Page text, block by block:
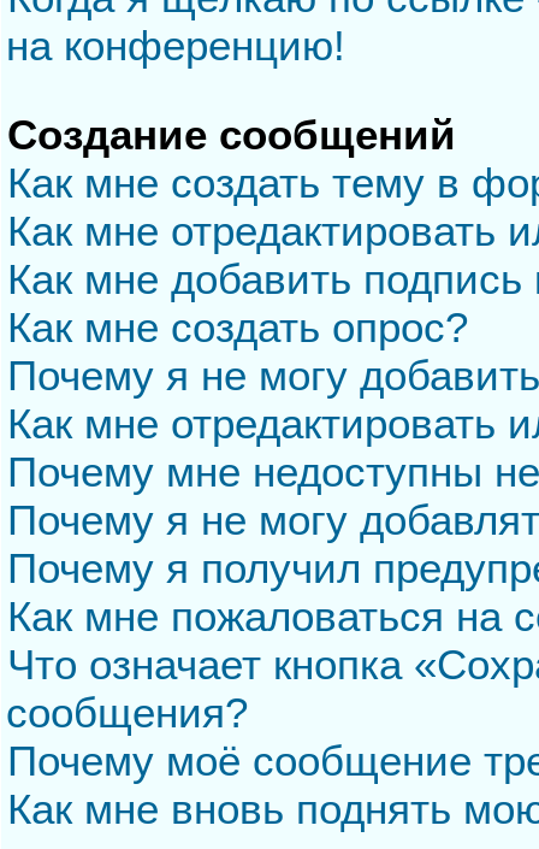
на конференцию!
Создание сообщений
Как мне создать тему в
Как мне отредактировать
Как мне добавить
Как мне создать опрос?
Почему я не могу
Как мне отредактировать
Почему мне недоступны
Почему я не могу
Почему я получил
Как мне пожаловаться на
Что означает кнопка
сообщения?
Почему моё сообщение
Как мне вновь поднять